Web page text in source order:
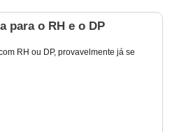
para o RH e o DP
RH ou DP, provavelmente já se